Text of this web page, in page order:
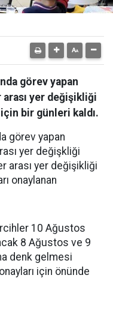
görev yapan
yer değişikliği
bir günleri kaldı.
görev yapan
yer değişkliği
arası yer değişikliği
onaylanan
10 Ağustos
8 Ağustos ve 9
denk gelmesi
için önünde